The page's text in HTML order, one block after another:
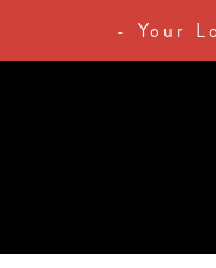
- Your